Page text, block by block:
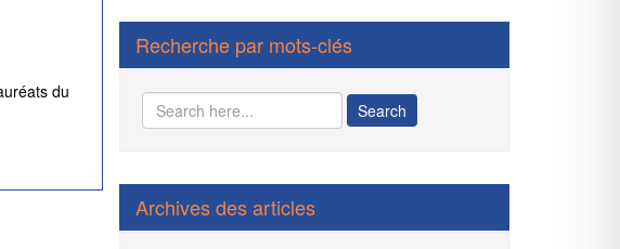
du
Recherche par mots-clés
Archives des articles